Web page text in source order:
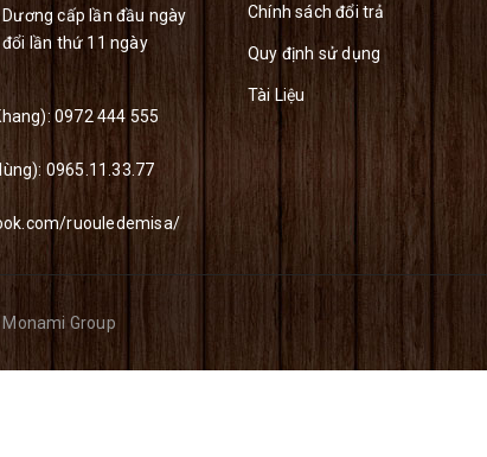
cấp lần đầu ngày
lần thứ 11 ngày
0972 444 555
0965.11.33.77
ruouledemisa/
Chính sách đổi trả
Quy định sử dụng
Tài Liệu
Monami Group